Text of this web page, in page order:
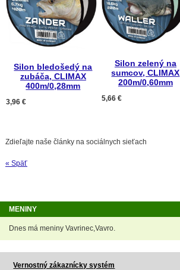
Silon bledošedý na
zubáča, CLIMAX
400m/0,28mm
3,96 €
Silon zelený na
sumcov, CLIMAX
200m/0,60mm
5,66 €
Zdieľajte naše články na sociálnych sieťach
« Späť
MENINY
Dnes má meniny Vavrinec,Vavro.
Vernostný zákaznícky systém